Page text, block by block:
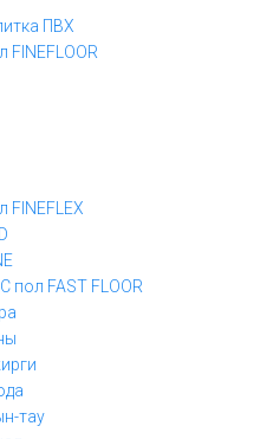
ПВХ
FINEFLEX
пол FAST FLOOR
тау